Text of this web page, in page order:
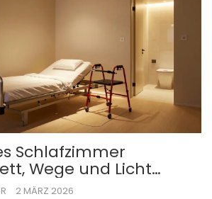
Schlafzimmer
Wege und Licht
2 MÄRZ 2026